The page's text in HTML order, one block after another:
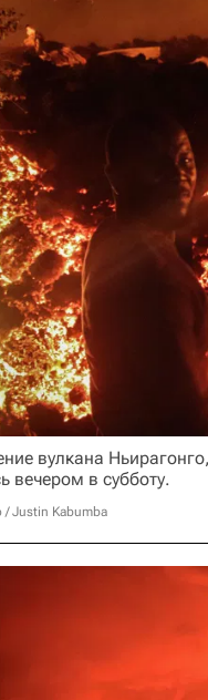
вулкана
вечером в субботу.
/ Justin Kabumba